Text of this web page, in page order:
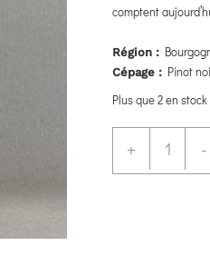
comptent
Région :
Cépage : Pinot
Plus que 2 en stock
+ -